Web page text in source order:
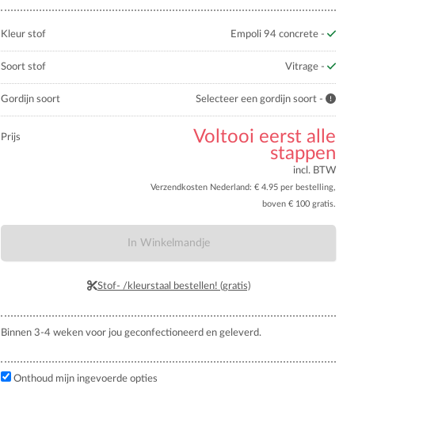
Kleur stof Empoli 94 concrete -
Soort stof Vitrage -
Gordijn soort Selecteer een gordijn soort -
Prijs
Voltooi eerst alle
stappen
incl. BTW
Verzendkosten Nederland: € 4.95 per bestelling,
boven € 100 gratis.
In Winkelmandje
Stof- /kleurstaal bestellen! (gratis)
Binnen 3-4 weken voor jou geconfectioneerd en geleverd.
Onthoud mijn ingevoerde opties